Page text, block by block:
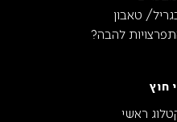
טאבון
להבה?
חוץ
ראשי